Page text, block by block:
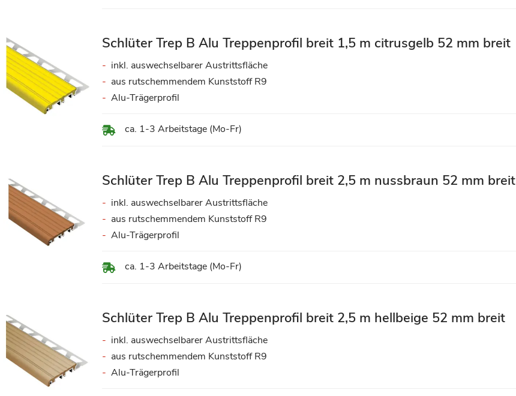
Schlüter Trep B Alu Treppenprofil breit 1,5 m citrusgelb 52 mm breit
ca. 1-3 Arbeitstage (Mo-Fr)
inkl. auswechselbarer Austrittsfläche
aus rutschemmendem Kunststoff R9
Alu-Trägerprofil
Schlüter Trep B Alu Treppenprofil breit 2,5 m nussbraun 52 mm breit
ca. 1-3 Arbeitstage (Mo-Fr)
inkl. auswechselbarer Austrittsfläche
aus rutschemmendem Kunststoff R9
Alu-Trägerprofil
Schlüter Trep B Alu Treppenprofil breit 2,5 m hellbeige 52 mm breit
inkl. auswechselbarer Austrittsfläche
aus rutschemmendem Kunststoff R9
Alu-Trägerprofil